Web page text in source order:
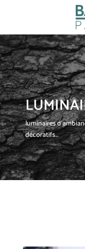
luminaires
décoratifs…